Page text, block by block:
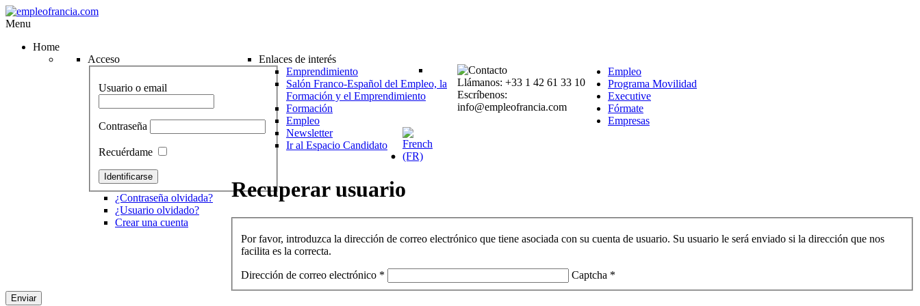
Menu
Home
Acceso
Usuario o email
Contraseña
Recuérdame
¿Contraseña olvidada?
¿Usuario olvidado?
Crear una cuenta
Enlaces de interés
Emprendimiento
Salón Franco-Español del Empleo, la
Formación y el Emprendimiento
Formación
Empleo
Newsletter
Ir al Espacio Candidato
Llámanos: +33 1 42 61 33 10
Escríbenos:
info@empleofrancia.com
Empleo
Programa Movilidad
Executive
Fórmate
Empresas
Recuperar usuario
Por favor, introduzca la dirección de correo electrónico que tiene asociada con su cuenta de usuario. Su usuario le será enviado si la dirección que nos
facilita es la correcta.
Dirección de correo electrónico * Captcha *
Enviar